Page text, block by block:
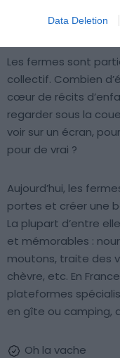
Data Deletion
Les fermes sont
collectif. Combien
cœur de récits
regarder sous la
voir sur un écran,
pour de vrai ?
Aujourd’hui, les
portes et créer une
La plupart d’entre
et mémorables :
moutons, traite des
chèvre, etc. En
plateformes
en gîte ou camping,
Oh la vache